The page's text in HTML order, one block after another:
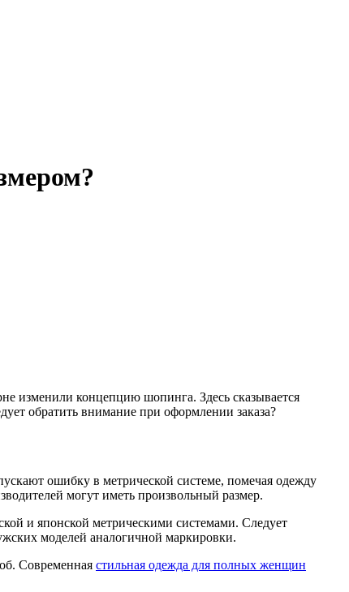
изменили концепцию шопинга. Здесь сказывается
обратить внимание при оформлении заказа?
ошибку в метрической системе, помечая одежду
могут иметь произвольный размер.
и японской метрическими системами. Следует
моделей аналогичной маркировки.
Современная стильная одежда для полных женщин